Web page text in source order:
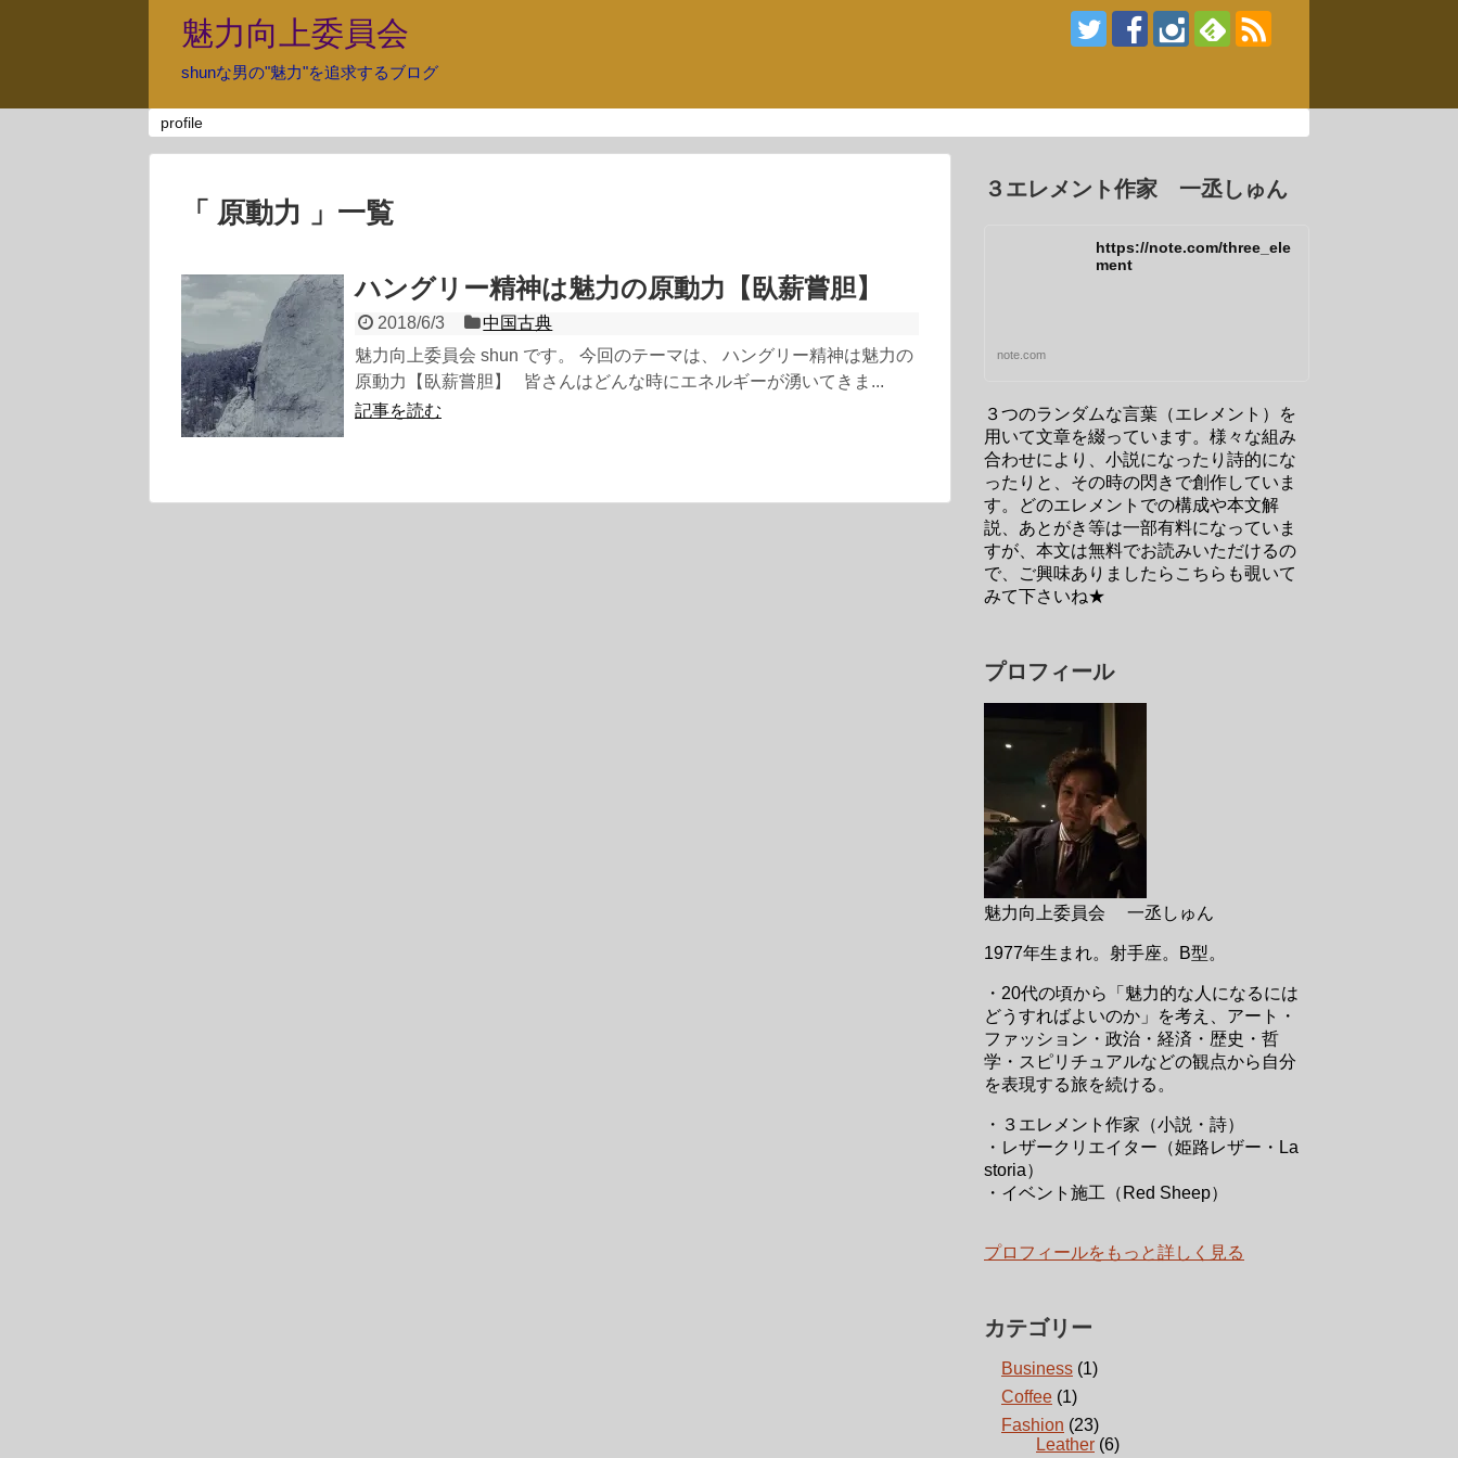
魅力向上委員会
shunな男の"魅力"を追求するブログ
profile
「 原動力 」一覧
ハングリー精神は魅力の原動力【臥薪嘗胆】
2018/6/3
中国古典
魅力向上委員会 shun です。 今回のテーマは、 ハングリー精神は魅力の
原動力【臥薪嘗胆】 皆さんはどんな時にエネルギーが湧いてきま...
記事を読む
３エレメント作家 一丞しゅん
https://note.com/three_ele
ment
note.com
３つのランダムな言葉（エレメント）を
用いて文章を綴っています。様々な組み
合わせにより、小説になったり詩的にな
ったりと、その時の閃きで創作していま
す。どのエレメントでの構成や本文解
説、あとがき等は一部有料になっていま
すが、本文は無料でお読みいただけるの
で、ご興味ありましたらこちらも覗いて
みて下さいね★
プロフィール
魅力向上委員会 一丞しゅん
1977年生まれ。射手座。B型。
・20代の頃から「魅力的な人になるには
どうすればよいのか」を考え、アート・
ファッション・政治・経済・歴史・哲
学・スピリチュアルなどの観点から自分
を表現する旅を続ける。
・３エレメント作家（小説・詩）
・レザークリエイター（姫路レザー・La
storia）
・イベント施工（Red Sheep）
プロフィールをもっと詳しく見る
カテゴリー
Business (1)
Coffee (1)
Fashion (23)
Leather (6)